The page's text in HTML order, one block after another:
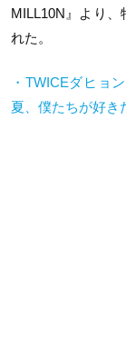
MILL10N』より
れた。
・TWICEダヒョ
夏、僕たちが好き